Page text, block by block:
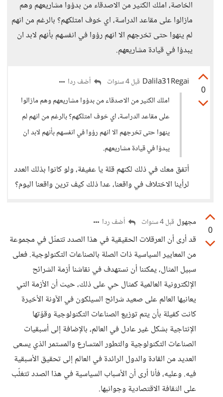
الخاصة، املك الكثير من الاصدقاء من بدؤوا مشاريعهم وهم
مازالوا على مقاعد الدراسة، اي خوف امتلكهم؟ بالرغم من انهم
لم ينهوا حتى تخرجهم الا انهم رؤوا في انفسهم بأنهم لابد ان
يبدؤا في قيادة مشاريعهم.
0
Dalila31Regai قبل 4 سنوات
أضف ردا
املك الكثير من الاصدقاء من بدؤوا مشاريعهم وهم مازالوا
على مقاعد الدراسة، اي خوف امتلكهم؟ بالرغم من انهم لم
ينهوا حتى تخرجهم الا انهم رؤوا في انفسهم بأنهم لابد ان
يبدؤا في قيادة مشاريعهم.
أتفق معك في ذلك لكنهم قلة يا عفيفة، ولو كانوا بذلك العدد
لرأينا الاختلاف في واقعنا، عدا ذلك كيف ترين واقعنا اليوم؟
0
مجهول قبل 4 سنوات أضف ردا
قد أرى أن العرقلات الحقيقية في هذا الصدد تتمثّل في مجموعة
من المعايير السياسية ذات الصلة بالصناعات التكنولوجية. فعلى
سبيل المثال، يمكننا أن نستهدف في نقاشنا أزمة الشرائح
الإلكترونية العالمية كمثال حي على ذلك، حيث أن الأزمة التي
يعانيها العالم على صعيد شرائح السيلكون في الآونة الأخيرة
كانت كفيلة بأن يتم توزيع الصناعات التكنولوجية وقوّتها
الإنتاجية بشكل غير عادل في العالم، بالإضافة إلى أسبقيات
الصناعات التكنولوجية والتطور المتسارع والمستمر الذي يسعى
العديد من القادة والدول الرائدة في العالم إلى تحقيق الأسبقية
فيه. وعليه، فأنا أرى أن الأسباب السياسية في هذا الصدد تتغلّب
على الثقافة الاقتصادية وجوانبها.